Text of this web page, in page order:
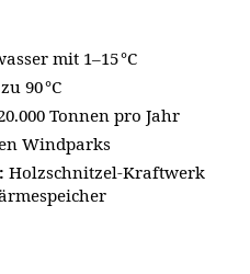
mit 1–15 °C
90 °C
Tonnen pro Jahr
Windparks
Holzschnitzel-Kraftwerk